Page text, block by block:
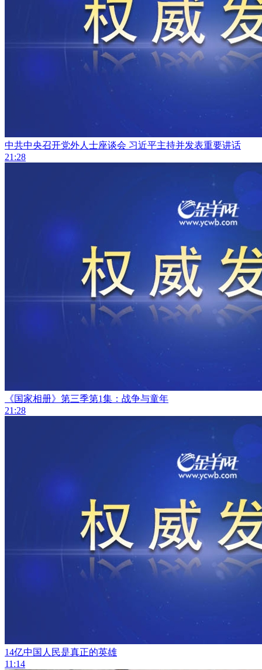
中共中央召开党外人士座谈会 习近平主持并发表重要讲话
21:28
《国家相册》第三季第1集：战争与童年
21:28
14亿中国人民是真正的英雄
11:14